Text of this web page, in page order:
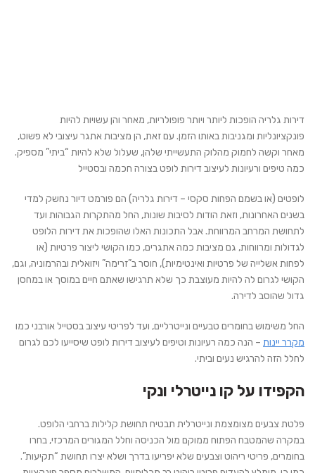
דירות גלריה הופכות ליותר ויותר פופולריות, מאחר והן עשויות להיות
פונקציונליות ומגניבות באותו הזמן. עם זאת, הן מציבות אתגר עיצובי לא פשוט,
מאחר וקשה לחמוק מהלוק התעשייתי שלהן, שעלול שלא להיות “ביתי” מספיק.
כמה טיפים ורעיונות לעיצוב דירות לופט בצורה חכמה ובסטייל
לופטים (או בשמם הפחות סקסי – דירות גלריה) הם פורמט דיור נחשק למדי
בשנים האחרונות, וזאת הודות לסיבות שונות, החל מהתקרות הגבוהות ועד
לתחושת המרחב המרווחת. אבל התכונות האלו שהופכות את דירות הלופט
לגדולות ומרווחות, גם מציבות כמה אתגרים, כמו הקושי ליצור פרטיות (או
לפחות אשלייה של פרטיות ואינטימיות), חוסר ב”זרימה” ויזואלית ובהרמוניה, וגם,
הקושי לגרום לה להיות מעוצבת כך שלא תרגישו שאתם חיים במוסך או במחסן
גדול שהוסב לדירה.
החל משימוש בחומרים טבעיים ונייטרליים, ועד לפריטי עיצוב בסטייל אורבני כמו
מקרר יינות – הנה כמה רעיונות וטיפים לעיצוב דירות לופט שיסייעו לכם לגרום
לחלל הזה להרגיש נעים וביתי.
הקפידו על קו נייטרלי ונקי
פלטת צבעים מצומצמת ונייטרלית תבטיח תחושת קלילות ברחבי הלופט.
במקרה שהמטבח הפתוח ממוקם מול הכניסה וחלל המגורים המרכזי, בחרו
בחומרים, פריטי ריהוט וצבעים שלא יפריעו בדרך ושלא יצרו תחושת “תקיעות”.